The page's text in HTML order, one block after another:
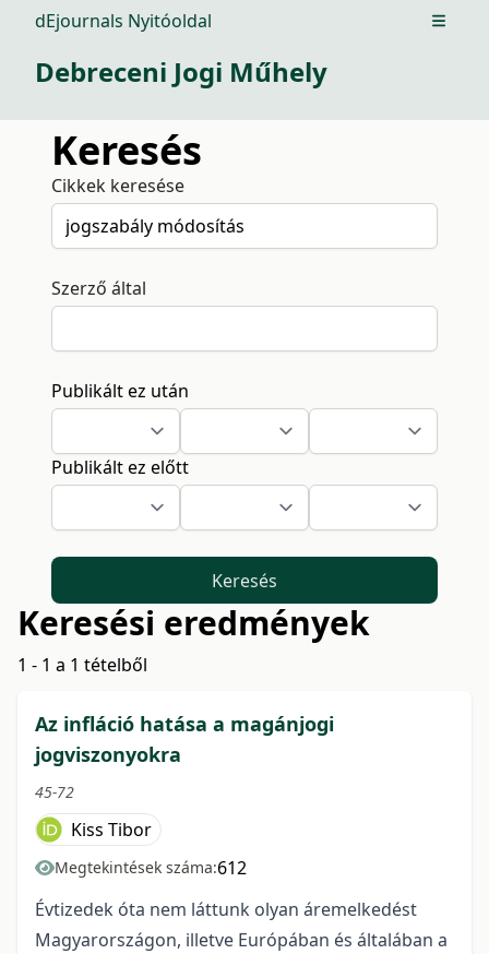
dEjournals Nyitóoldal Open
Debreceni Jogi Műhely
Keresés
Cikkek keresése
Szerző által
Publikált ez után
Publikált ez előtt
Keresés
Keresési eredmények
1 - 1 a 1 tételből
Az infláció hatása a magánjogi
jogviszonyokra
45-72
Kiss Tibor
Megtekintések száma:612
Évtizedek óta nem láttunk olyan áremelkedést
Magyarországon, illetve Európában és általában a